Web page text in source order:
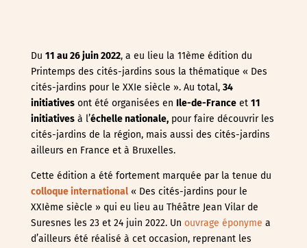
Du 11 au 26 juin 2022, a eu lieu la 11ème édition du
Printemps des cités-jardins sous la thématique « Des
cités-jardins pour le XXIe siècle ». Au total, 34
initiativesont été organisées en Ile-de-Franceet 11
initiativesà l’échelle nationale,pour faire découvrir les
cités-jardins de la région, mais aussi des cités-jardins
ailleurs en France et à Bruxelles.
Cette édition a été fortement marquée par la tenue du
colloque international« Des cités-jardins pour le
XXIème siècle » qui eu lieu au Théâtre Jean Vilar de
Suresnes les 23 et 24 juin 2022. Un ouvrage éponyme a
d’ailleurs été réalisé à cet occasion, reprenant les